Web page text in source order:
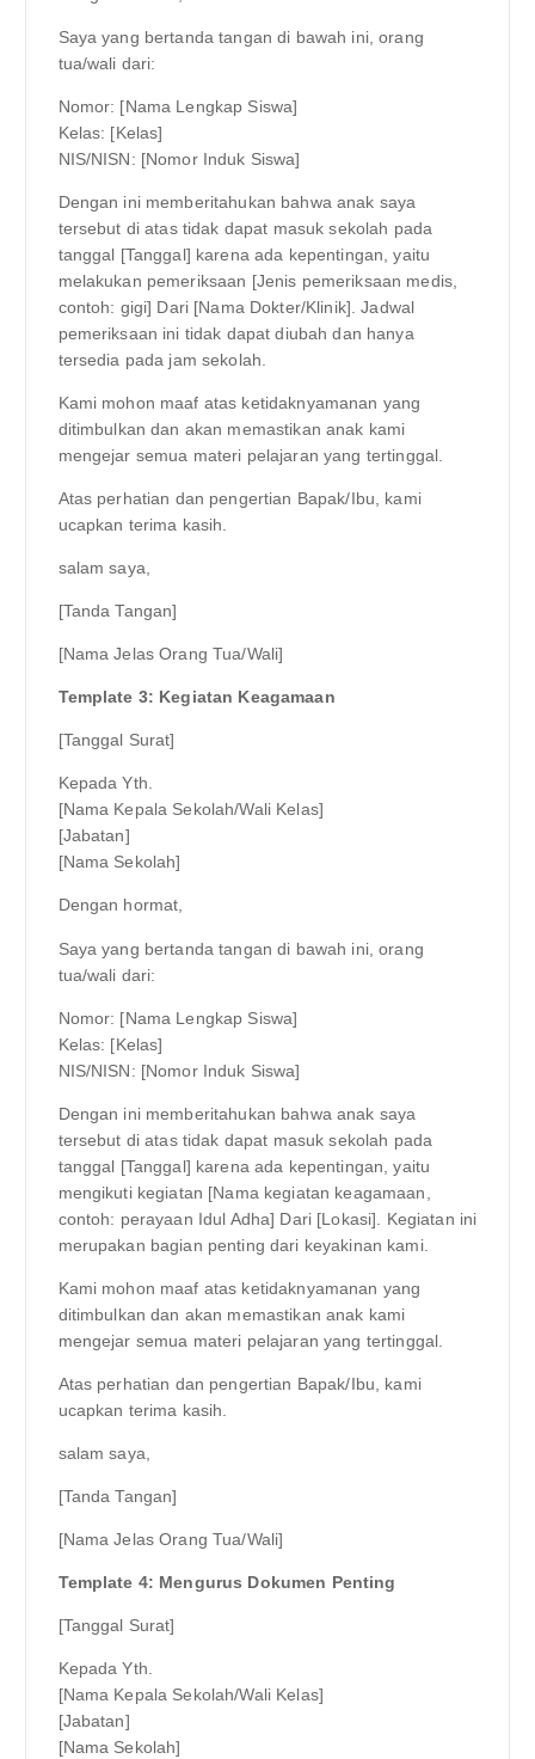
Saya yang bertanda tangan di bawah ini, orang
tua/wali dari:
Nomor: [Nama Lengkap Siswa]
Kelas: [Kelas]
NIS/NISN: [Nomor Induk Siswa]
Dengan ini memberitahukan bahwa anak saya
tersebut di atas tidak dapat masuk sekolah pada
tanggal [Tanggal] karena ada kepentingan, yaitu
melakukan pemeriksaan [Jenis pemeriksaan medis,
contoh: gigi] Dari [Nama Dokter/Klinik]. Jadwal
pemeriksaan ini tidak dapat diubah dan hanya
tersedia pada jam sekolah.
Kami mohon maaf atas ketidaknyamanan yang
ditimbulkan dan akan memastikan anak kami
mengejar semua materi pelajaran yang tertinggal.
Atas perhatian dan pengertian Bapak/Ibu, kami
ucapkan terima kasih.
salam saya,
[Tanda Tangan]
[Nama Jelas Orang Tua/Wali]
Template 3: Kegiatan Keagamaan
[Tanggal Surat]
Kepada Yth.
[Nama Kepala Sekolah/Wali Kelas]
[Jabatan]
[Nama Sekolah]
Dengan hormat,
Saya yang bertanda tangan di bawah ini, orang
tua/wali dari:
Nomor: [Nama Lengkap Siswa]
Kelas: [Kelas]
NIS/NISN: [Nomor Induk Siswa]
Dengan ini memberitahukan bahwa anak saya
tersebut di atas tidak dapat masuk sekolah pada
tanggal [Tanggal] karena ada kepentingan, yaitu
mengikuti kegiatan [Nama kegiatan keagamaan,
contoh: perayaan Idul Adha] Dari [Lokasi]. Kegiatan ini
merupakan bagian penting dari keyakinan kami.
Kami mohon maaf atas ketidaknyamanan yang
ditimbulkan dan akan memastikan anak kami
mengejar semua materi pelajaran yang tertinggal.
Atas perhatian dan pengertian Bapak/Ibu, kami
ucapkan terima kasih.
salam saya,
[Tanda Tangan]
[Nama Jelas Orang Tua/Wali]
Template 4: Mengurus Dokumen Penting
[Tanggal Surat]
Kepada Yth.
[Nama Kepala Sekolah/Wali Kelas]
[Jabatan]
[Nama Sekolah]